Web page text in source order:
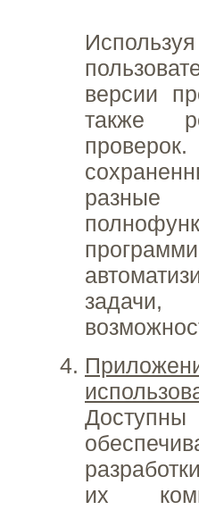
версии
также
разные
задачи,
их